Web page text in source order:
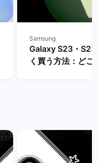
Samsung
Galaxy S23・
く買う方法：どこ